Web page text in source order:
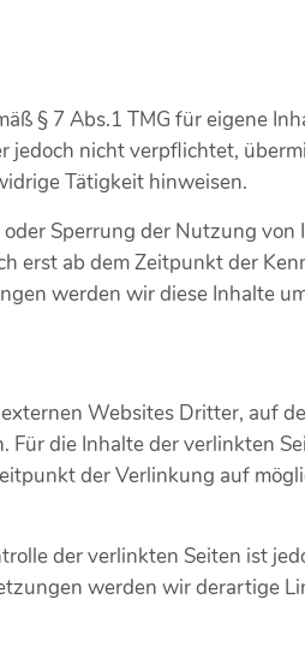
§ 7 Abs.1 TMG für eigene
jedoch nicht verpflichtet,
Tätigkeit hinweisen.
Sperrung der Nutzung
erst ab dem Zeitpunkt der
werden wir diese Inhalte
Websites Dritter, auf
Für die Inhalte der verlinkten
der Verlinkung auf
der verlinkten Seiten ist
werden wir derartige